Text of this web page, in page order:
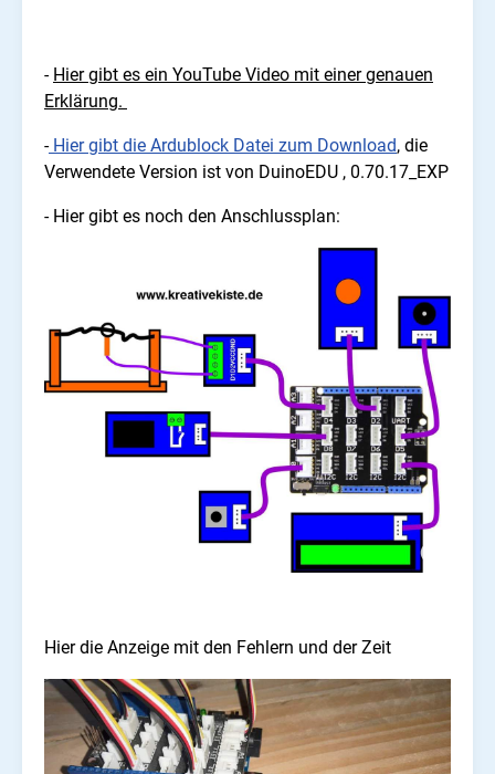
- Hier gibt es ein YouTube Video mit einer genauen
Erklärung.
-Hier gibt die Ardublock Datei zum Download, die
Verwendete Version ist von DuinoEDU , 0.70.17_EXP
- Hier gibt es noch den Anschlussplan:
Hier die Anzeige mit den Fehlern und der Zeit